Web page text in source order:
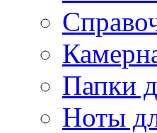
Папки
Ноты